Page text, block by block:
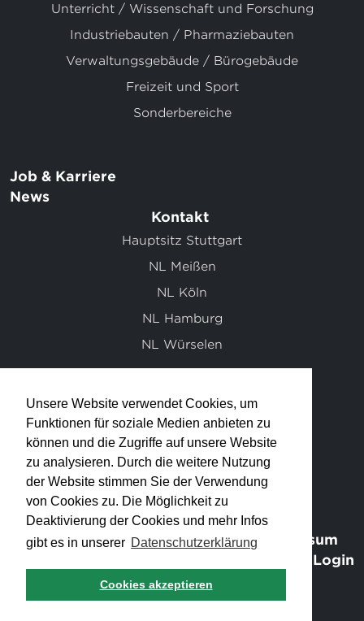
Unsere Website verwendet Cookies, um
Funktionen für soziale Medien anbieten zu
können und die Zugriffe auf unsere Website
zu analysieren. Durch die weitere Nutzung
der Website stimmen Sie der Verwendung
von Cookies zu. Die Möglichkeit zu
Deaktivierung der Cookies und mehr Infos
gibt es in unserer Datenschutzerklärung
Cookies akzeptieren
Unterricht / Wissenschaft und Forschung
Industriebauten / Pharmaziebauten
Verwaltungsgebäude / Bürogebäude
Freizeit und Sport
Sonderbereiche
Job & Karriere
News
Kontakt
Hauptsitz Stuttgart
NL Meißen
NL Köln
NL Hamburg
NL Würselen
info@klett-ingenieur-gmbh.de
0711 / 95 19 30 - 0
Sitemap
Impressum
Schnittstellen Login
© Klett Ingenieur GmbH 2025